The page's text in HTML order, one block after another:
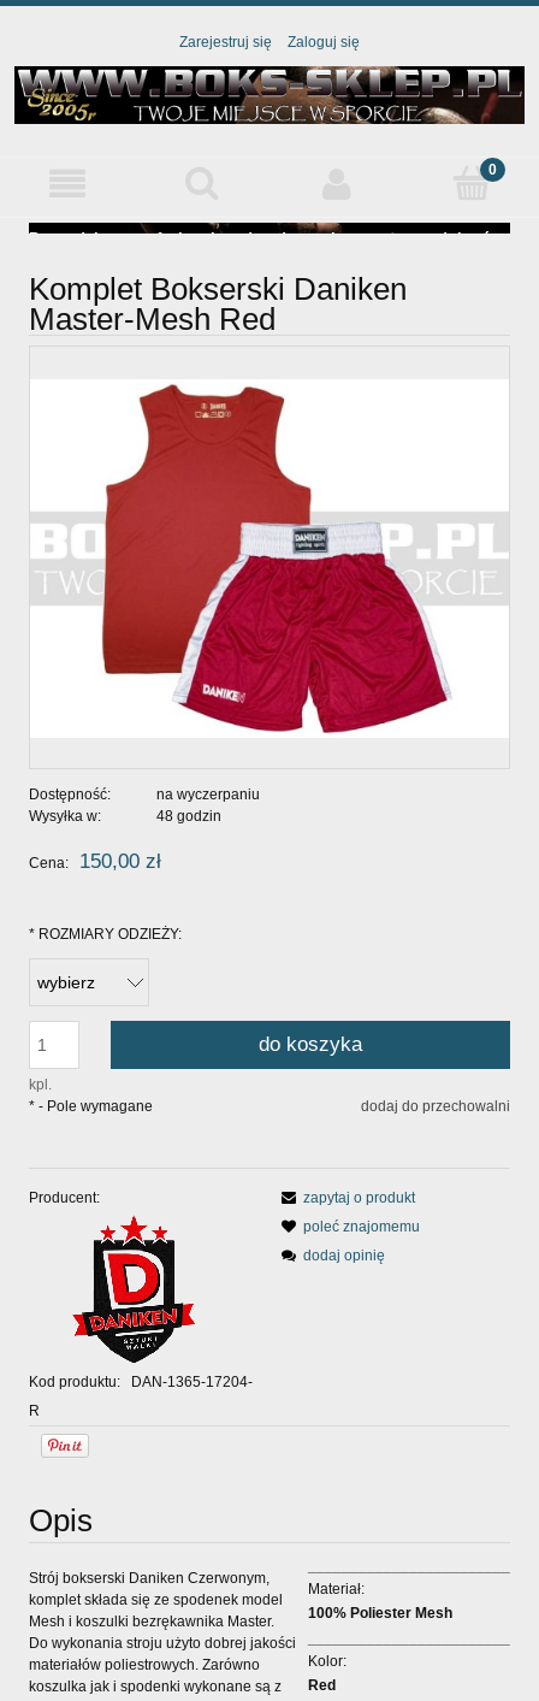
Zarejestruj się Zaloguj się
Prowadzimy profesjonalne doradztwo i pomożemy dobrać
Komplet Bokserski Daniken
Master-Mesh Red
Dostępność:
na wyczerpaniu
Wysyłka w:
48 godzin
Cena: 150,00 zł
* ROZMIARY ODZIEŻY:
kpl.
do koszyka
dodaj do przechowalni
* - Pole wymagane
Producent:
Kod produktu:
DAN-1365-17204-
R
zapytaj o produkt
poleć znajomemu
dodaj opinię
Opis
Strój bokserski Daniken Czerwonym,
komplet składa się ze spodenek model
Mesh i koszulki bezrękawnika Master.
Do wykonania stroju użyto dobrej jakości
materiałów poliestrowych. Zarówno
koszulka jak i spodenki wykonane są z
Materiał:
100% Poliester Mesh
Kolor:
Red